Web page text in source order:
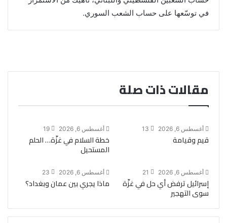
في توسّعها على حساب الشعب السوري.
مقالات ذات صلة
أغسطس 6, 2026 13
قيم وقيامة
أغسطس 6, 2026 19
خطة السلام في غزّة… الحلم
المستحيل
أغسطس 6, 2026 21
إسرائيل ترفض أي حل في غزّة
سوى التهجير
أغسطس 6, 2026 23
ماذا يجري بين عمان وبغداد؟